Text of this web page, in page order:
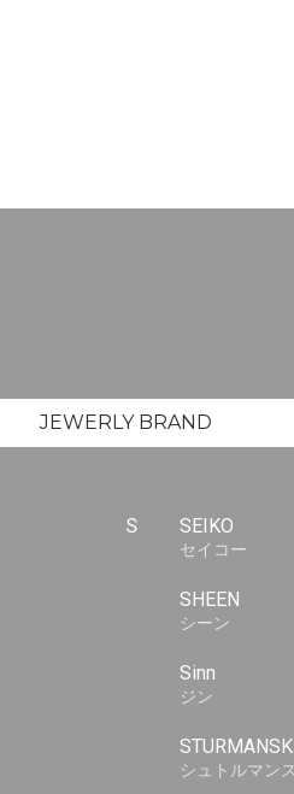
JEWERLYBRAND
S SEIKO
セイコー
SHEEN
シーン
Sinn
ジン
シュトルマン